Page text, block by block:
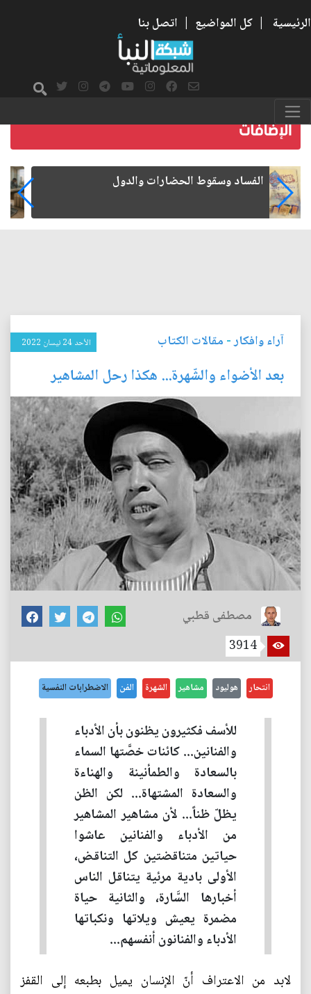
الرئيسية | كل المواضيع | اتصل بنا
رواتب الموظفين على صفيح ساخن
آراء وافكار- مقالات الكتاب الأحد 24 نيسان 2022
بعد الأضواء والشّهرة... هكذا رحل المشاهير
مصطفى قطبي
3914
انتحار هوليود مشاهير الشهرة الفن الاضطرابات النفسية
للأسف فكثيرون يظنون بأن الأدباء
والفنانين... كائنات خصَّتها السماء
بالسعادة والطمأنينة والهناءة
والسعادة المشتهاة... لكن الظن
يظلّ ظناً... لأن مشاهير المشاهير
من الأدباء والفنانين عاشوا
حياتين متناقضتين كل التناقض،
الأولى بادية مرئية يتناقل الناس
أخبارها السَّارة، والثانية حياة
مضمرة يعيش ويلاتها ونكباتها
الأدباء والفنانون أنفسهم...
لابد من الاعتراف أنّ الإنسان يميل بطبعه إلى القفز